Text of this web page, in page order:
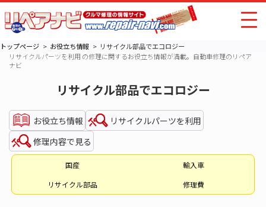
トップページ お役立ち情報
リサイクル部品でエコロジー
リサイクルパーツを利用 の修理に関するお役立ち情報が満載。自動車修理のリペア
ナビ
リサイクル部品でエコロジー
お役立ち情報
リサイクルパーツを利用
修理内容で見る
国産
輸入車
リサイクル部品
修理費